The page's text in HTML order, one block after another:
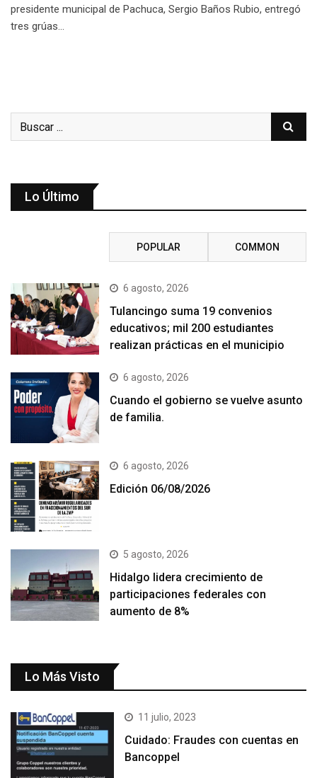
presidente municipal de Pachuca, Sergio Baños Rubio, entregó
tres grúas…
Lo Último
POPULAR COMMON
6 agosto, 2026
Tulancingo suma 19 convenios
educativos; mil 200 estudiantes
realizan prácticas en el municipio
6 agosto, 2026
Cuando el gobierno se vuelve asunto
de familia.
6 agosto, 2026
Edición 06/08/2026
5 agosto, 2026
Hidalgo lidera crecimiento de
participaciones federales con
aumento de 8%
Lo Más Visto
11 julio, 2023
Cuidado: Fraudes con cuentas en
Bancoppel